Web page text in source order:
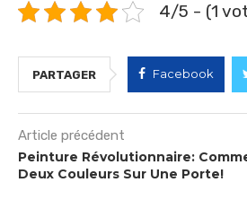
4/5 - (1
PARTAGER Facebook
Article précédent
Peinture Révolutionnaire:
Deux Couleurs Sur Une Porte!